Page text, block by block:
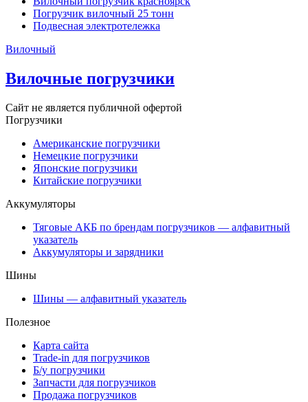
Погрузчик вилочный 25 тонн
Подвесная электротележка
Вилочный
Вилочные погрузчики
Сайт не является публичной офертой
Погрузчики
Американские погрузчики
Немецкие погрузчики
Японские погрузчики
Китайские погрузчики
Аккумуляторы
Тяговые АКБ по брендам погрузчиков — алфавитный
указатель
Аккумуляторы и зарядники
Шины
Шины — алфавитный указатель
Полезное
Карта сайта
Trade-in для погрузчиков
Б/у погрузчики
Запчасти для погрузчиков
Продажа погрузчиков